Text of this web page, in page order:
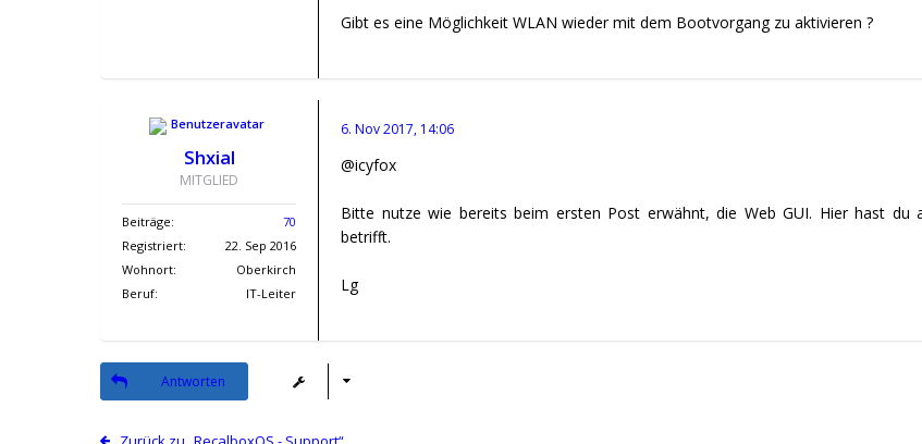
Gibt es eine Möglichkeit WLAN wieder mit dem Bootvorgang zu aktivieren ?
Shxial
MITGLIED
Beiträge:
70
Registriert:
22. Sep 2016
Wohnort:
Oberkirch
Beruf:
IT-Leiter
6. Nov 2017, 14:06
@icyfox
Bitte nutze wie bereits beim ersten Post erwähnt, die Web GUI. Hier hast du
betrifft.
Lg
Antworten